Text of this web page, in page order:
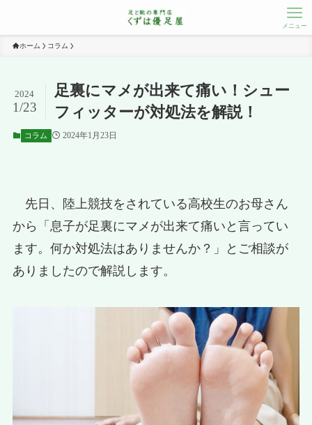
メニュー
ホーム コラム
足裏にマメが出来て痛い！シュー
フィッターが対処法を解説！
2024
1/23
コラム 2024年1月23日
先日、陸上競技をされている高校生のお母さん
から「息子が足裏にマメが出来て痛いと言ってい
ます。何か対処法はありませんか？」とご相談が
ありましたので解説します。